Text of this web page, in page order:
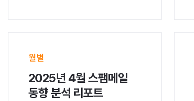
월별
2025년 4월 스팸메일
동향 분석 리포트